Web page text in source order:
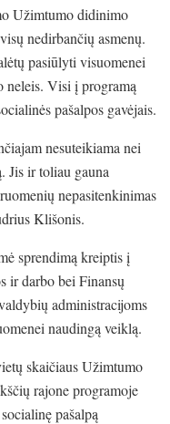
Užimtumo didinimo
nedirbančių asmenų.
pasiūlyti visuomenei
neleis. Visi į programą
pašalpos gavėjais.
nesuteikiama nei
Jis ir toliau gauna
nepasitenkinimas
Klišonis.
sprendimą kreiptis į
ir darbo bei Finansų
administracijoms
naudingą veiklą.
skaičiaus Užimtumo
rajone programoje
pašalpą